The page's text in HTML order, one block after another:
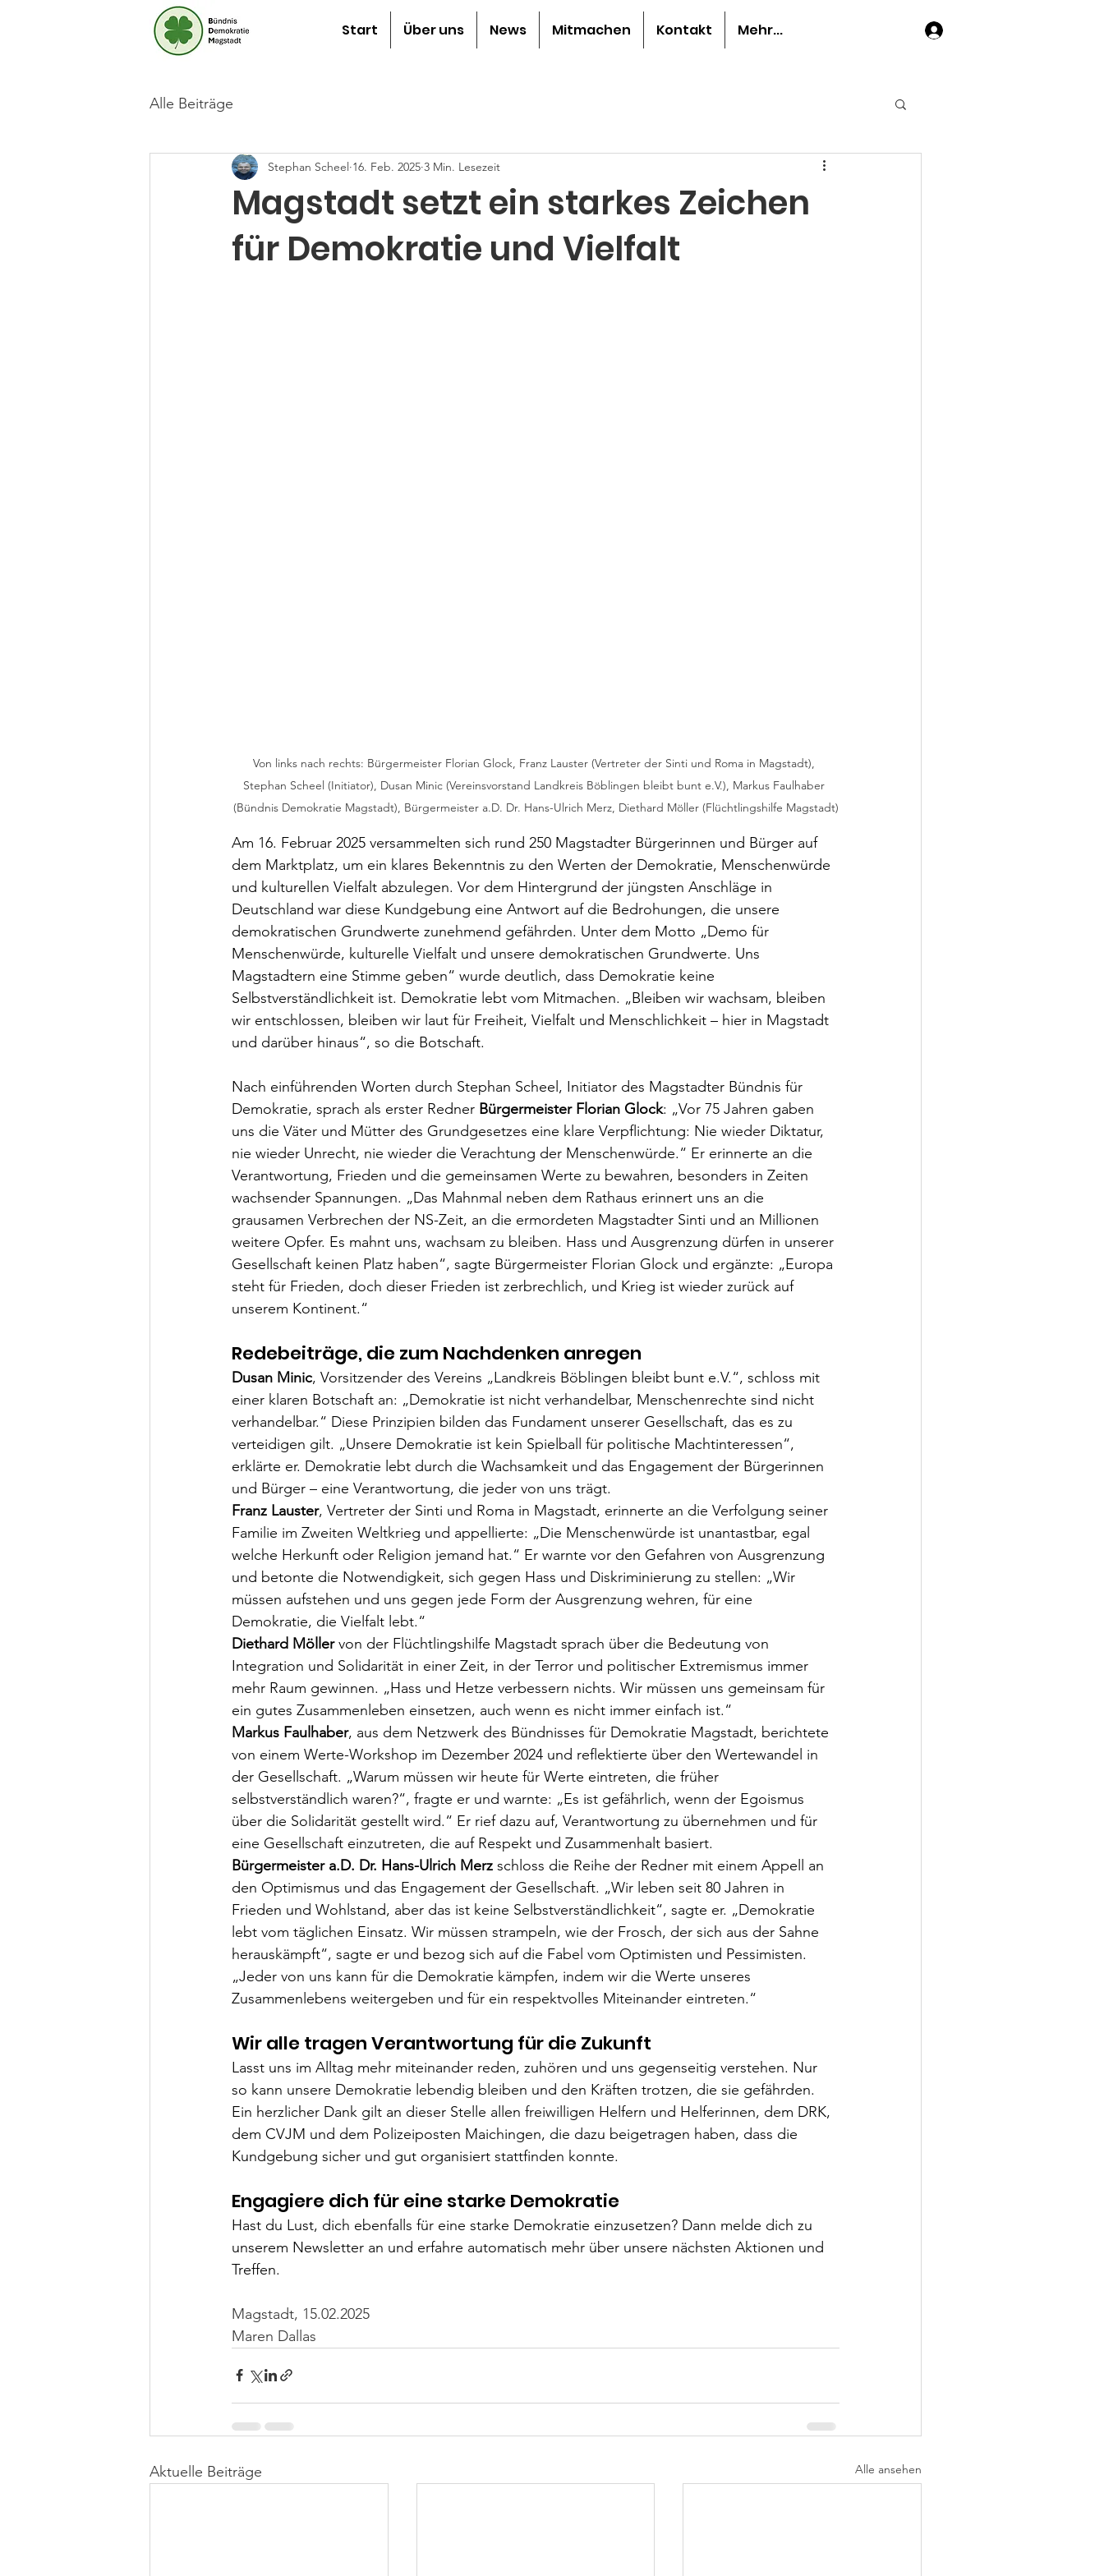
Start Über uns News Mitmachen Kontakt Mehr...
Alle Beiträge
Magstadt setzt ein starkes Zeichen
für Demokratie und Vielfalt
Stephan Scheel 16. Feb. 2025 3 Min. Lesezeit
Von links nach rechts: Bürgermeister Florian Glock, Franz Lauster (Vertreter der Sinti und Roma in Magstadt),
Stephan Scheel (Initiator), Dusan Minic (Vereinsvorstand Landkreis Böblingen bleibt bunt e.V.), Markus Faulhaber
(Bündnis Demokratie Magstadt), Bürgermeister a.D. Dr. Hans-Ulrich Merz, Diethard Möller (Flüchtlingshilfe Magstadt)
Am 16. Februar 2025 versammelten sich rund 250 Magstadter Bürgerinnen und Bürger auf
dem Marktplatz, um ein klares Bekenntnis zu den Werten der Demokratie, Menschenwürde
und kulturellen Vielfalt abzulegen. Vor dem Hintergrund der jüngsten Anschläge in
Deutschland war diese Kundgebung eine Antwort auf die Bedrohungen, die unsere
demokratischen Grundwerte zunehmend gefährden. Unter dem Motto „Demo für
Menschenwürde, kulturelle Vielfalt und unsere demokratischen Grundwerte. Uns
Magstadtern eine Stimme geben“ wurde deutlich, dass Demokratie keine
Selbstverständlichkeit ist. Demokratie lebt vom Mitmachen. „Bleiben wir wachsam, bleiben
wir entschlossen, bleiben wir laut für Freiheit, Vielfalt und Menschlichkeit – hier in Magstadt
und darüber hinaus“, so die Botschaft.
Nach einführenden Worten durch Stephan Scheel, Initiator des Magstadter Bündnis für
Demokratie, sprach als erster Redner Bürgermeister Florian Glock: „Vor 75 Jahren gaben
uns die Väter und Mütter des Grundgesetzes eine klare Verpflichtung: Nie wieder Diktatur,
nie wieder Unrecht, nie wieder die Verachtung der Menschenwürde.“ Er erinnerte an die
Verantwortung, Frieden und die gemeinsamen Werte zu bewahren, besonders in Zeiten
wachsender Spannungen. „Das Mahnmal neben dem Rathaus erinnert uns an die
grausamen Verbrechen der NS-Zeit, an die ermordeten Magstadter Sinti und an Millionen
weitere Opfer. Es mahnt uns, wachsam zu bleiben. Hass und Ausgrenzung dürfen in unserer
Gesellschaft keinen Platz haben“, sagte Bürgermeister Florian Glock und ergänzte: „Europa
steht für Frieden, doch dieser Frieden ist zerbrechlich, und Krieg ist wieder zurück auf
unserem Kontinent.“
Redebeiträge, die zum Nachdenken anregen
Dusan Minic, Vorsitzender des Vereins „Landkreis Böblingen bleibt bunt e.V.“, schloss mit
einer klaren Botschaft an: „Demokratie ist nicht verhandelbar, Menschenrechte sind nicht
verhandelbar.“ Diese Prinzipien bilden das Fundament unserer Gesellschaft, das es zu
verteidigen gilt. „Unsere Demokratie ist kein Spielball für politische Machtinteressen“,
erklärte er. Demokratie lebt durch die Wachsamkeit und das Engagement der Bürgerinnen
und Bürger – eine Verantwortung, die jeder von uns trägt.
Franz Lauster, Vertreter der Sinti und Roma in Magstadt, erinnerte an die Verfolgung seiner
Familie im Zweiten Weltkrieg und appellierte: „Die Menschenwürde ist unantastbar, egal
welche Herkunft oder Religion jemand hat.“ Er warnte vor den Gefahren von Ausgrenzung
und betonte die Notwendigkeit, sich gegen Hass und Diskriminierung zu stellen: „Wir
müssen aufstehen und uns gegen jede Form der Ausgrenzung wehren, für eine
Demokratie, die Vielfalt lebt.“
Diethard Möller von der Flüchtlingshilfe Magstadt sprach über die Bedeutung von
Integration und Solidarität in einer Zeit, in der Terror und politischer Extremismus immer
mehr Raum gewinnen. „Hass und Hetze verbessern nichts. Wir müssen uns gemeinsam für
ein gutes Zusammenleben einsetzen, auch wenn es nicht immer einfach ist.“
Markus Faulhaber, aus dem Netzwerk des Bündnisses für Demokratie Magstadt, berichtete
von einem Werte-Workshop im Dezember 2024 und reflektierte über den Wertewandel in
der Gesellschaft. „Warum müssen wir heute für Werte eintreten, die früher
selbstverständlich waren?“, fragte er und warnte: „Es ist gefährlich, wenn der Egoismus
über die Solidarität gestellt wird.“ Er rief dazu auf, Verantwortung zu übernehmen und für
eine Gesellschaft einzutreten, die auf Respekt und Zusammenhalt basiert.
Bürgermeister a.D. Dr. Hans-Ulrich Merz schloss die Reihe der Redner mit einem Appell an
den Optimismus und das Engagement der Gesellschaft. „Wir leben seit 80 Jahren in
Frieden und Wohlstand, aber das ist keine Selbstverständlichkeit“, sagte er. „Demokratie
lebt vom täglichen Einsatz. Wir müssen strampeln, wie der Frosch, der sich aus der Sahne
herauskämpft“, sagte er und bezog sich auf die Fabel vom Optimisten und Pessimisten.
„Jeder von uns kann für die Demokratie kämpfen, indem wir die Werte unseres
Zusammenlebens weitergeben und für ein respektvolles Miteinander eintreten.“
Wir alle tragen Verantwortung für die Zukunft
Lasst uns im Alltag mehr miteinander reden, zuhören und uns gegenseitig verstehen. Nur
so kann unsere Demokratie lebendig bleiben und den Kräften trotzen, die sie gefährden.
Ein herzlicher Dank gilt an dieser Stelle allen freiwilligen Helfern und Helferinnen, dem DRK,
dem CVJM und dem Polizeiposten Maichingen, die dazu beigetragen haben, dass die
Kundgebung sicher und gut organisiert stattfinden konnte.
Engagiere dich für eine starke Demokratie
Hast du Lust, dich ebenfalls für eine starke Demokratie einzusetzen? Dann melde dich zu
unserem Newsletter an und erfahre automatisch mehr über unsere nächsten Aktionen und
Treffen.
Magstadt, 15.02.2025
Maren Dallas
Aktuelle Beiträge Alle ansehen